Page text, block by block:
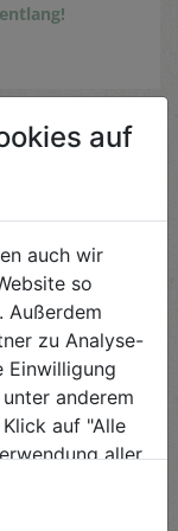
ANSEHEN
auf
auch wir
so
Außerdem
zu Analyse-
Einwilligung
anderem
auf "Alle
aller
du alle
du kannst